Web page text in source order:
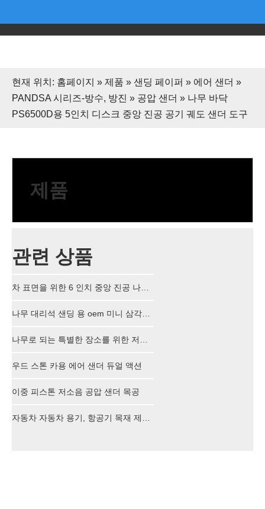
현재 위치: 홈페이지 » 제품 » 샌딩 페이퍼 » 에어 샌더 »
PANDSA 시리즈-방수, 방진 » 공압 샌더 » 나무 바닥
PS6500D용 5인치 디스크 중앙 진공 공기 궤도 샌더 도구
제품
관련 상품
우드 스톤 카용 에어 샌더 듀얼 액션
이중 피스톤 저소음 공압 샌더 목공